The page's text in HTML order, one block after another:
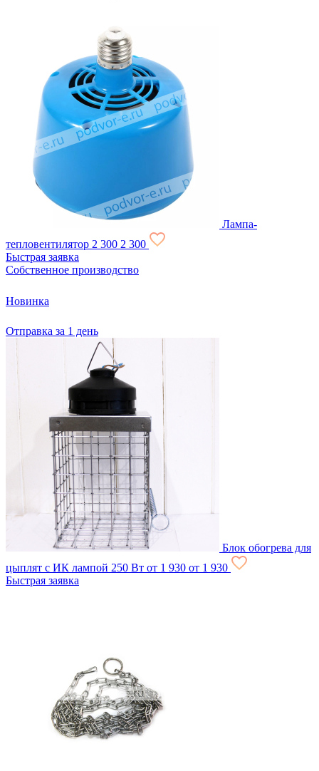
Лампа-
тепловентилятор 2 300 2 300
Быстрая заявка
Собственное производство
Новинка
Отправка за 1 день
Блок обогрева для
цыплят с ИК лампой 250 Вт от 1 930 от 1 930
Быстрая заявка